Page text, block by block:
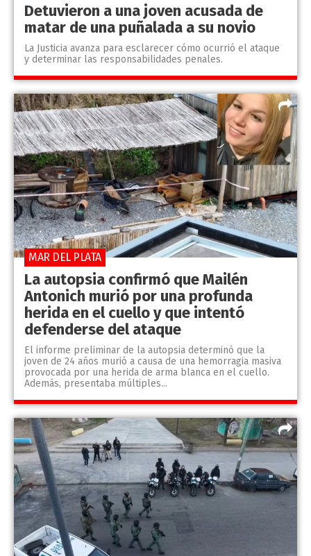
Detuvieron a una joven acusada de
matar de una puñalada a su novio
La Justicia avanza para esclarecer cómo ocurrió el ataque
y determinar las responsabilidades penales.
La autopsia confirmó que Mailén
Antonich murió por una profunda
herida en el cuello y que intentó
defenderse del ataque
El informe preliminar de la autopsia determinó que la
joven de 24 años murió a causa de una hemorragia masiva
provocada por una herida de arma blanca en el cuello.
Además, presentaba múltiples...
MAR DEL PLATA